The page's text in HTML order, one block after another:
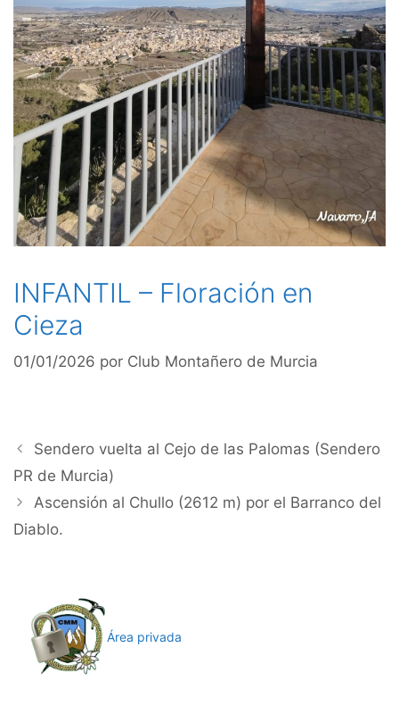
INFANTIL – Floración en
Cieza
01/01/2026 por Club Montañero de Murcia
Sendero vuelta al Cejo de las Palomas (Sendero
PR de Murcia)
Ascensión al Chullo (2612 m) por el Barranco del
Diablo.
Área privada